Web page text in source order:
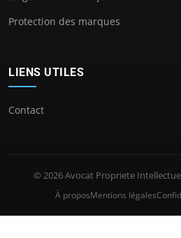
Protection des marques
LIENS UTILES
Contact
© 2026 Avocat Propriete
À proposMentions légales